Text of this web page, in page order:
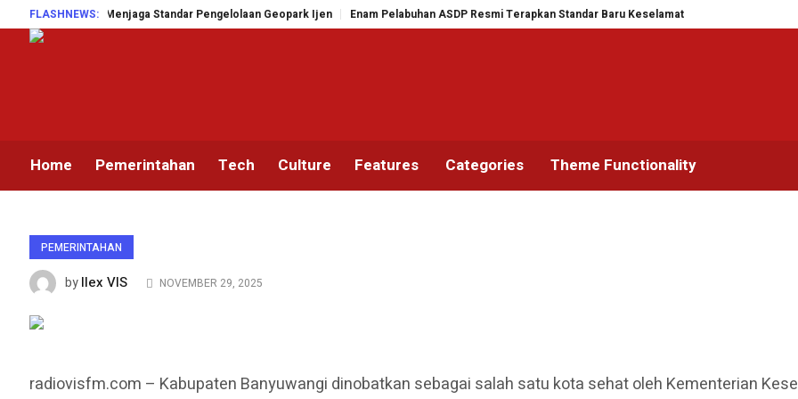
FLASHNEWS:
Menjaga Standar Pengelolaan Geopark Ijen Enam Pelabuhan ASDP Resmi Terapkan Standar Baru Keselamatan Nasional BNNK
Home Pemerintahan Tech Culture Features Categories Theme Functionality
PEMERINTAHAN
byIlex VIS NOVEMBER 29, 2025
radiovisfm.com – Kabupaten Banyuwangi dinobatkan sebagai salah satu kota sehat oleh Kementerian